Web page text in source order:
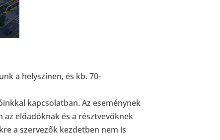
a helyszínen, és kb. 70-
kapcsolatban. Az eseménynek
előadóknak és a résztvevőknek
a szervezők kezdetben nem is